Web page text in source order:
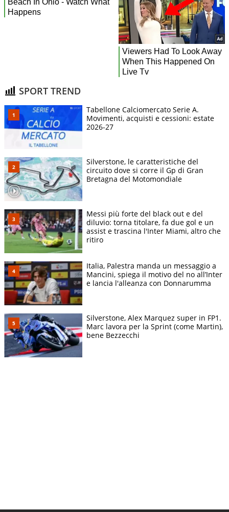
SPORT TREND
Tabellone Calciomercato Serie A.
Movimenti, acquisti e cessioni: estate
2026-27
Silverstone, le caratteristiche del
circuito dove si corre il Gp di Gran
Bretagna del Motomondiale
Messi più forte del black out e del
diluvio: torna titolare, fa due gol e un
assist e trascina l'Inter Miami, altro che
ritiro
Italia, Palestra manda un messaggio a
Mancini, spiega il motivo del no all’Inter
e lancia l'alleanza con Donnarumma
Silverstone, Alex Marquez super in FP1.
Marc lavora per la Sprint (come Martin),
bene Bezzecchi